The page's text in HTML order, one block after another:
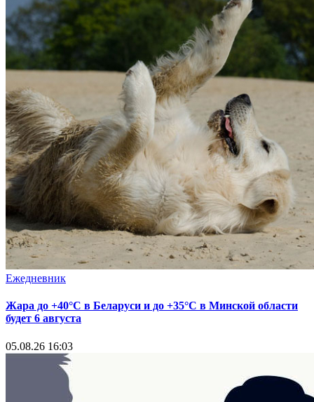
Ежедневник
Жара до +40°С в Беларуси и до +35°С в Минской области
будет 6 августа
05.08.26 16:03